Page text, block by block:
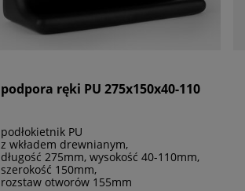
podpora ręki PU 275x150x40-110
podłokietnik PU
z wkładem drewnianym,
długość 275mm, wysokość 40-110mm,
szerokość 150mm,
rozstaw otworów 155mm